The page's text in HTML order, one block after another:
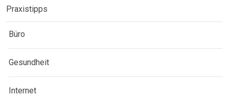
Praxistipps
Büro
Gesundheit
Internet